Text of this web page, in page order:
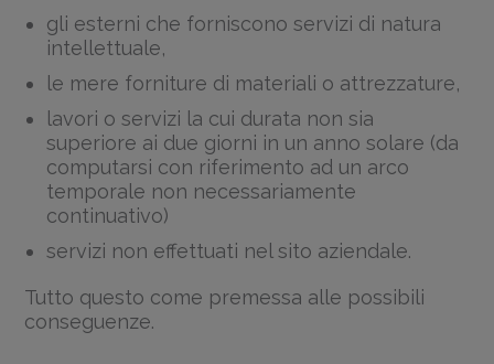
gli esterni che forniscono servizi di natura
intellettuale,
le mere forniture di materiali o attrezzature,
lavori o servizi la cui durata non sia
superiore ai due giorni in un anno solare (da
computarsi con riferimento ad un arco
temporale non necessariamente
continuativo)
servizi non effettuati nel sito aziendale.
Tutto questo come premessa alle possibili
conseguenze.